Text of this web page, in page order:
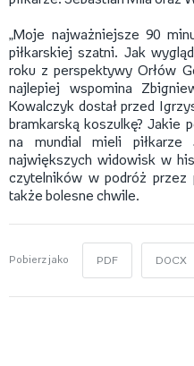
„Moje najważniejsze 90
piłkarskiej szatni. Jak
roku z perspektywy Orłów
najlepiej wspomina
Kowalczyk dostał przed
bramkarską koszulkę? Jakie
na mundial mieli piłkarze
największych widowisk w
czytelników w podróż przez
także bolesne chwile.
Pobierz jako PDF DOCX